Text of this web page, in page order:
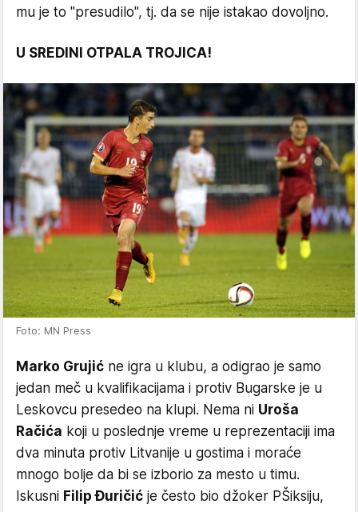
mu je to "presudilo", tj. da se nije istakao dovoljno.
U SREDINI OTPALA TROJICA!
Foto: MN Press
Marko Grujić ne igra u klubu, a odigrao je samo
jedan meč u kvalifikacijama i protiv Bugarske je u
Leskovcu presedeo na klupi. Nema ni Uroša
Račića koji u poslednje vreme u reprezentaciji ima
dva minuta protiv Litvanije u gostima i moraće
mnogo bolje da bi se izborio za mesto u timu.
Iskusni Filip Đuričić je često bio džoker PŠiksiju,